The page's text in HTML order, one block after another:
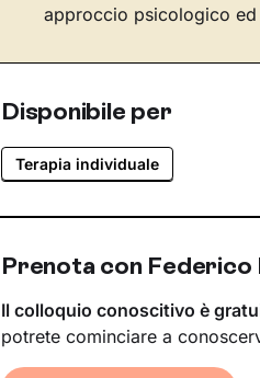
approccio psicologico ed
Disponibile per
Terapia individuale
Prenota con Federico
Il colloquio conoscitivo è
potrete cominciare a